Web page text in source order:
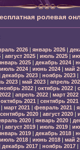
ролевая
2026| январь 2026|
| август 2025| июль 2025|
2025| декабрь 2024|
июль 2024| июнь 2024| май
декабрь 2023| ноябрь 2023|
2023| май 2023| апрель
ноябрь 2022| октябрь 2022|
| апрель 2022| март 2022
октябрь 2021 | сентябрь 2021
| март 2021 | февраль 2021 |
сентябрь 2020| август 2020|
2020| январь 2020|
| август 2019| июль 2019|
2019| декабрь 2018|
июль 2018| июнь 2018| май
декабрь 2017| ноябрь 2017|